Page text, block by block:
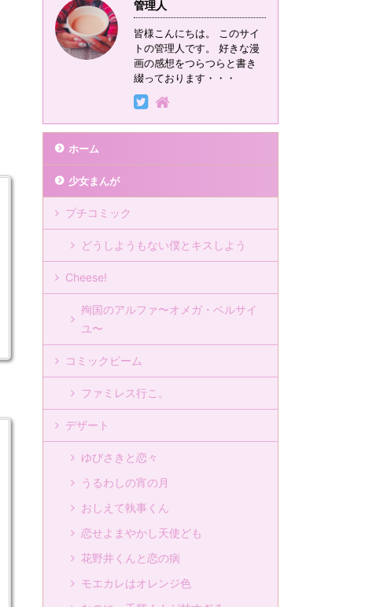
管理人
皆様こんにちは。 このサイ
トの管理人です。 好きな漫
画の感想をつらつらと書き
綴っております・・・
ホーム
少女まんが
プチコミック
どうしようもない僕とキスしよう
Cheese!
殉国のアルファ〜オメガ・ベルサイ
ユ〜
コミックビーム
ファミレス行こ。
デザート
ゆびさきと恋々
うるわしの宵の月
おしえて執事くん
恋せよまやかし天使ども
花野井くんと恋の病
モエカレはオレンジ色